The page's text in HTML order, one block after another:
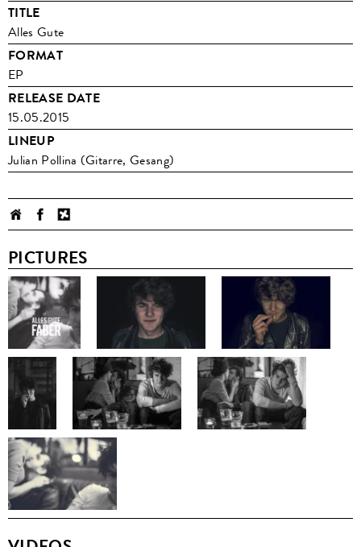
TITLE
Alles Gute
FORMAT
EP
RELEASE DATE
15.05.2015
LINEUP
Julian Pollina (Gitarre, Gesang)
PICTURES